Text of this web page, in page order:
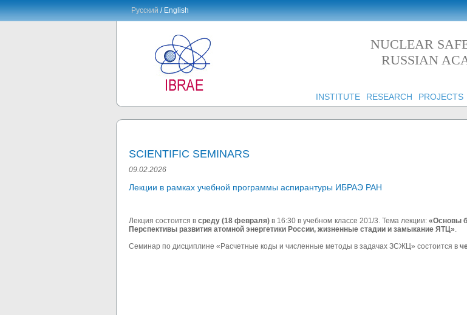
Русский/ English
NUCLEAR
RUSSIAN
INSTITUTE RESEARCH PROJECTS
SCIENTIFIC SEMINARS
09.02.2026
Лекции в рамках учебной программы аспирантуры ИБРАЭ РАН
Лекция состоится в среду (18 февраля)в 16:30 в учебном классе 201/3. Тема лекции: «Основы
Перспективы развития атомной энергетики России, жизненные стадии и замыкание ЯТЦ».
Семинар по дисциплине «Расчетные коды и численные методы в задачах ЗСЖЦ» состоится в